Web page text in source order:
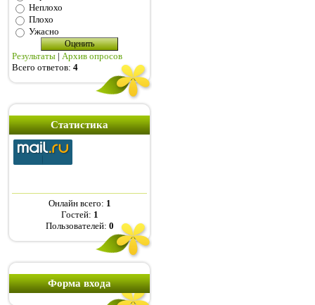
Неплохо
Плохо
Ужасно
Результаты | Архив опросов
Всего ответов: 4
Статистика
Онлайн всего: 1
Гостей: 1
Пользователей: 0
Форма входа